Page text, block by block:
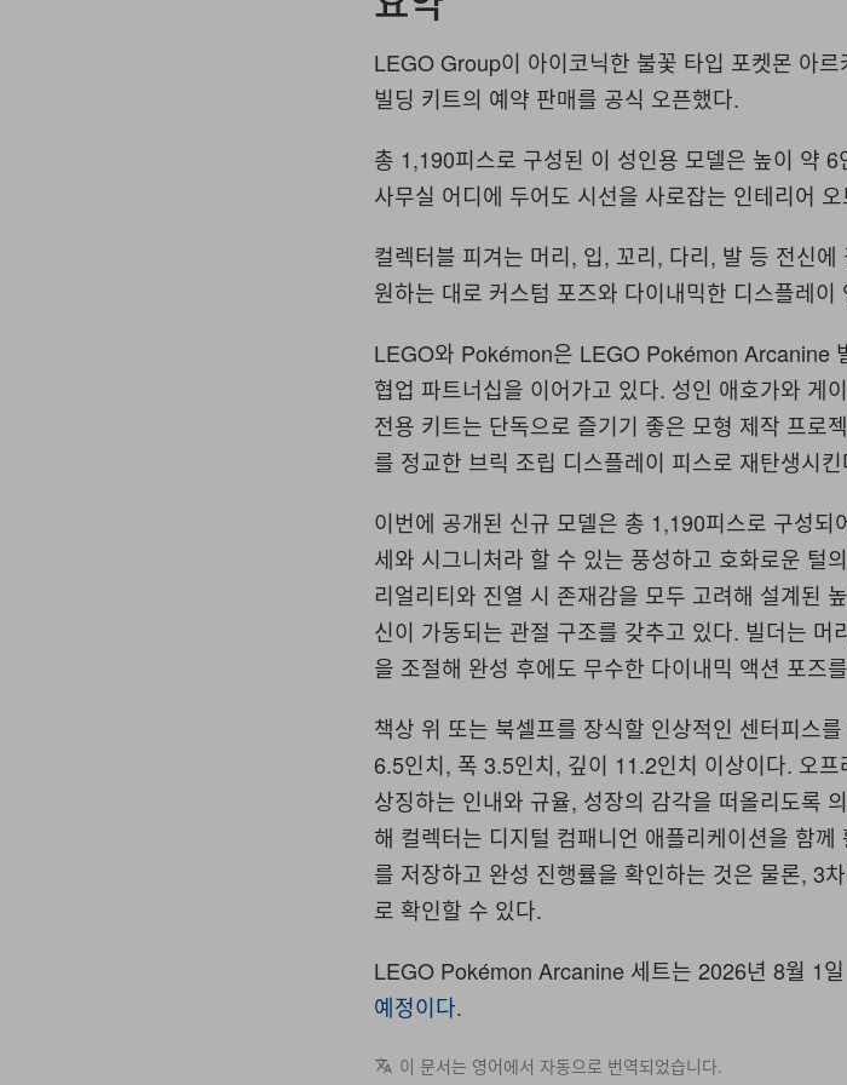
LEGO Group이 아이코닉한 불꽃 타입 포켓몬 아
빌딩 키트의 예약 판매를 공식 오픈했다.
총 1,190피스로 구성된 이 성인용 모델은 높이 약
사무실 어디에 두어도 시선을 사로잡는 인테리어
컬렉터블 피겨는 머리, 입, 꼬리, 다리, 발 등 전신
원하는 대로 커스텀 포즈와 다이내믹한 디스플레이
LEGO와 Pokémon은 LEGO Pokémon Arcanine
협업 파트너십을 이어가고 있다. 성인 애호가와 게
전용 키트는 단독으로 즐기기 좋은 모형 제작 프로
를 정교한 브릭 조립 디스플레이 피스로 재탄생시
이번에 공개된 신규 모델은 총 1,190피스로 구성
세와 시그니처라 할 수 있는 풍성하고 호화로운 털
리얼리티와 진열 시 존재감을 모두 고려해 설계된
신이 가동되는 관절 구조를 갖추고 있다. 빌더는 머
을 조절해 완성 후에도 무수한 다이내믹 액션 포즈
책상 위 또는 북셀프를 장식할 인상적인 센터피스
6.5인치, 폭 3.5인치, 깊이 11.2인치 이상이다. 오
상징하는 인내와 규율, 성장의 감각을 떠올리도록
해 컬렉터는 디지털 컴패니언 애플리케이션을 함
를 저장하고 완성 진행률을 확인하는 것은 물론, 3
로 확인할 수 있다.
LEGO Pokémon Arcanine 세트는 2026년 8월 1
예정이다.
이 문서는 영어에서 자동으로 번역되었습니다.